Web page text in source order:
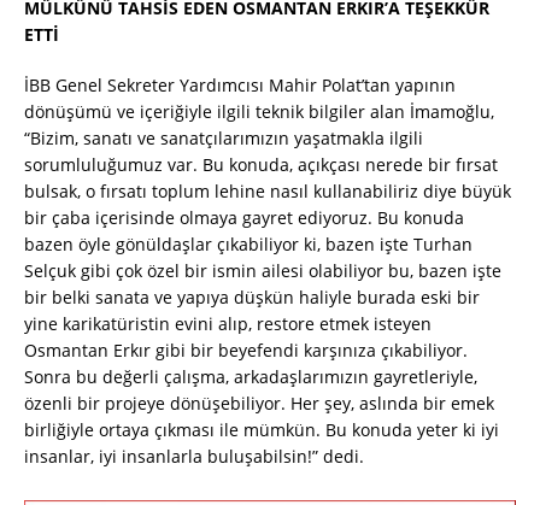
MÜLKÜNÜ TAHSİS EDEN OSMANTAN ERKIR’A TEŞEKKÜR
ETTİ
İBB Genel Sekreter Yardımcısı Mahir Polat’tan yapının
dönüşümü ve içeriğiyle ilgili teknik bilgiler alan İmamoğlu,
“Bizim, sanatı ve sanatçılarımızın yaşatmakla ilgili
sorumluluğumuz var. Bu konuda, açıkçası nerede bir fırsat
bulsak, o fırsatı toplum lehine nasıl kullanabiliriz diye büyük
bir çaba içerisinde olmaya gayret ediyoruz. Bu konuda
bazen öyle gönüldaşlar çıkabiliyor ki, bazen işte Turhan
Selçuk gibi çok özel bir ismin ailesi olabiliyor bu, bazen işte
bir belki sanata ve yapıya düşkün haliyle burada eski bir
yine karikatüristin evini alıp, restore etmek isteyen
Osmantan Erkır gibi bir beyefendi karşınıza çıkabiliyor.
Sonra bu değerli çalışma, arkadaşlarımızın gayretleriyle,
özenli bir projeye dönüşebiliyor. Her şey, aslında bir emek
birliğiyle ortaya çıkması ile mümkün. Bu konuda yeter ki iyi
insanlar, iyi insanlarla buluşabilsin!” dedi.